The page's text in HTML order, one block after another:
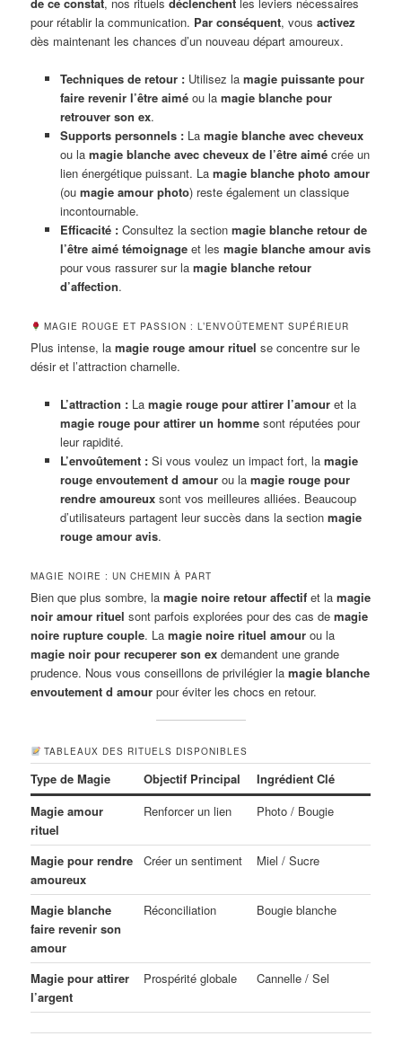
pour rétablir la communication. Par conséquent, vousactivez
dès maintenant les chances d’un nouveau départ amoureux.
Techniques de retour :Utilisez la magie puissante pour
faire revenir l’être aiméou la magie blanche pour
retrouver son ex.
Supports personnels :La magie blanche avec cheveux
ou la magie blanche avec cheveux de l’être aimécrée un
lien énergétique puissant. La magie blanche photo amour
(ou magie amour photo) reste également un classique
incontournable.
Efficacité :Consultez la section magie blanche retour de
l’être aimé témoignageet les magie blanche amour avis
pour vous rassurer sur la magie blanche retour
d’affection.
MAGIE ROUGE ET PASSION : L’ENVOÛTEMENT SUPÉRIEUR
Plus intense, lamagie rouge amour rituel se concentre sur le
désir et l’attraction charnelle.
L’attraction :La magie rouge pour attirer l’amouret la
magie rouge pour attirer un hommesont réputées pour
leur rapidité.
L’envoûtement :Si vous voulez un impact fort, la magie
rouge envoutement d amourou la magie rouge pour
rendre amoureuxsont vos meilleures alliées. Beaucoup
d’utilisateurs partagent leur succès dans la section magie
rouge amour avis.
MAGIE NOIRE : UN CHEMIN À PART
Bien que plus sombre, lamagie noire retour affectif et lamagie
noir amour rituel sont parfois explorées pour des cas demagie
noire rupture couple. Lamagie noire rituel amour ou la
magie noir pour recuperer son ex demandent une grande
prudence. Nous vous conseillons de privilégier lamagie blanche
envoutement d amour pour éviter les chocs en retour.
TABLEAUX DES RITUELS DISPONIBLES
Type de Magie Objectif Principal
Ingrédient Clé
Magie amour
rituel
Renforcer un lien Photo / Bougie
Magie pour rendre
amoureux
Créer un sentiment Miel / Sucre
Magie blanche
faire revenir son
amour
Réconciliation Bougie blanche
Magie pour attirer
l’argent
Prospérité globale Cannelle / Sel